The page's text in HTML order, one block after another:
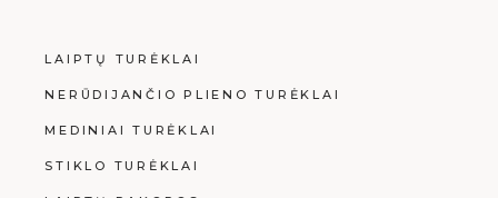
LAIPTŲ TURĖKLAI
NERŪDIJANČIO PLIENO TURĖKLAI
MEDINIAI TURĖKLAI
STIKLO TURĖKLAI